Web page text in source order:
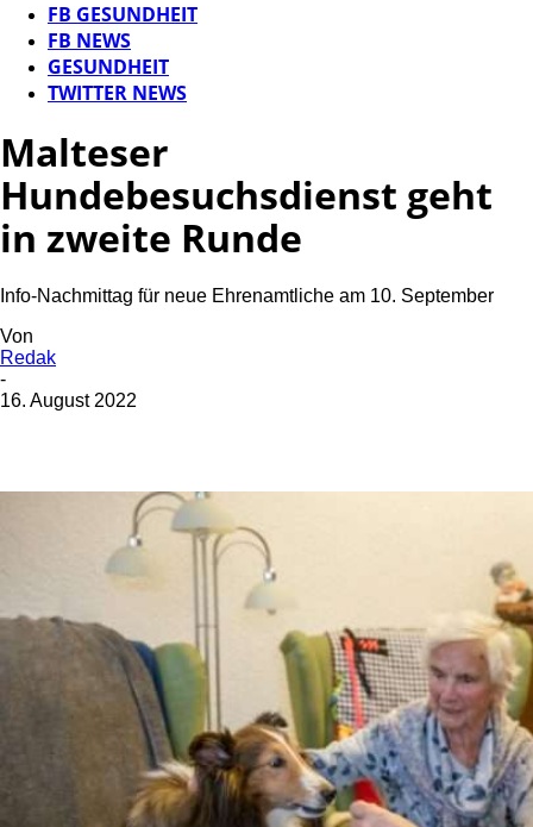
FB GESUNDHEIT
FB NEWS
GESUNDHEIT
TWITTER NEWS
Malteser
Hundebesuchsdienst geht
in zweite Runde
Info-Nachmittag für neue Ehrenamtliche am 10. September
Von
Redak
-
16. August 2022